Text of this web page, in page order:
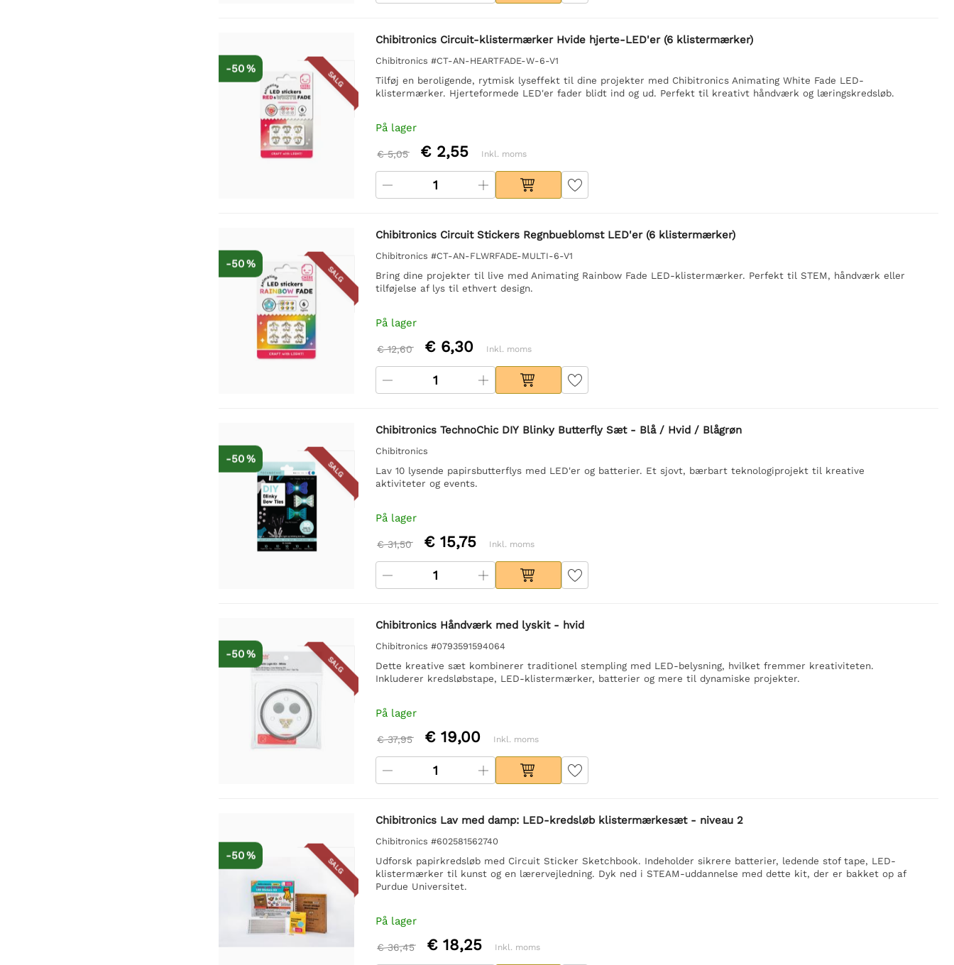
SALG
-50 %
Chibitronics Circuit-klistermærker Hvide hjerte-LED'er (6 klistermærker)
Chibitronics #CT-AN-HEARTFADE-W-6-V1
Tilføj en beroligende, rytmisk lyseffekt til dine projekter med Chibitronics Animating White Fade LED-
klistermærker. Hjerteformede LED'er fader blidt ind og ud. Perfekt til kreativt håndværk og læringskredsløb.
På lager
€ 5,05 € 2,55 Inkl. moms
SALG
-50 %
Chibitronics Circuit Stickers Regnbueblomst LED'er (6 klistermærker)
Chibitronics #CT-AN-FLWRFADE-MULTI-6-V1
Bring dine projekter til live med Animating Rainbow Fade LED-klistermærker. Perfekt til STEM, håndværk eller
tilføjelse af lys til ethvert design.
På lager
€ 12,60 € 6,30 Inkl. moms
SALG
-50 %
Chibitronics TechnoChic DIY Blinky Butterfly Sæt - Blå / Hvid / Blågrøn
Chibitronics
Lav 10 lysende papirsbutterflys med LED'er og batterier. Et sjovt, bærbart teknologiprojekt til kreative
aktiviteter og events.
På lager
€ 31,50 € 15,75 Inkl. moms
SALG
-50 %
Chibitronics Håndværk med lyskit - hvid
Chibitronics #0793591594064
Dette kreative sæt kombinerer traditionel stempling med LED-belysning, hvilket fremmer kreativiteten.
Inkluderer kredsløbstape, LED-klistermærker, batterier og mere til dynamiske projekter.
På lager
€ 37,95 € 19,00 Inkl. moms
SALG
-50 %
Chibitronics Lav med damp: LED-kredsløb klistermærkesæt - niveau 2
Chibitronics #602581562740
Udforsk papirkredsløb med Circuit Sticker Sketchbook. Indeholder sikrere batterier, ledende stof tape, LED-
klistermærker til kunst og en lærervejledning. Dyk ned i STEAM-uddannelse med dette kit, der er bakket op af
Purdue Universitet.
På lager
€ 36,45 € 18,25 Inkl. moms